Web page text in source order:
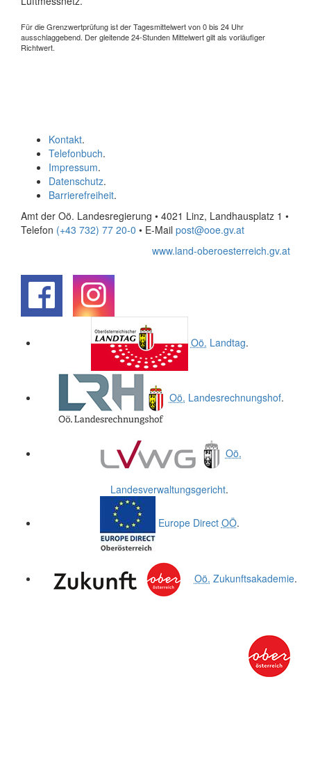
Für die Grenzwertprüfung ist der Tagesmittelwert von 0 bis 24 Uhr
ausschlaggebend. Der gleitende 24-Stunden Mittelwert gilt als vorläufiger
Richtwert.
Kontakt.
Telefonbuch.
Impressum.
Datenschutz.
Barrierefreiheit.
Amt der Oö. Landesregierung • 4021 Linz, Landhausplatz 1 •
Telefon (+43 732) 77 20-0 • E-Mail post@ooe.gv.at
www.land-oberoesterreich.gv.at
Oö. Landtag.
Oö. Landesrechnungshof.
Oö.
Landesverwaltungsgericht.
Europe Direct OÖ.
Oö. Zukunftsakademie.